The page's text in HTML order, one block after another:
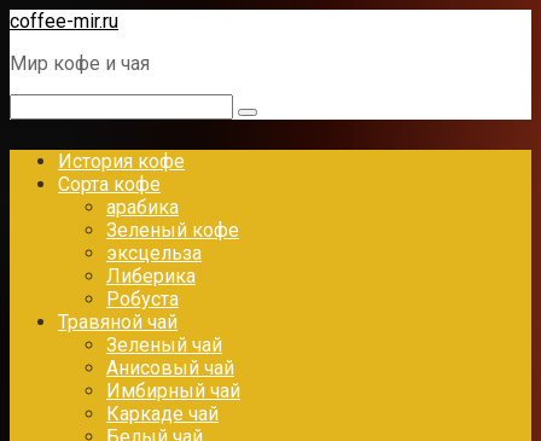
Перейти
контенту
coffee-mir.ru
Мир кофе и чая
История кофе
Сорта кофе
арабика
Зеленый кофе
эксцельза
Либерика
Робуста
Травяной чай
Зеленый чай
Анисовый чай
Имбирный чай
Каркаде чай